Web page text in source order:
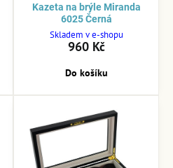
Kazeta na brýle Miranda
6025 Černá
Skladem v e-shopu
960 Kč
Do košíku